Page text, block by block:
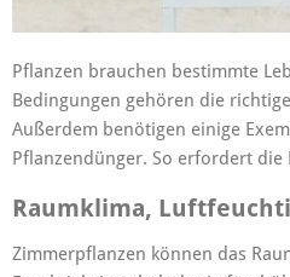
Pflanzen brauchen bestimmte
Bedingungen gehören die
Außerdem benötigen einige
Pflanzendünger. So erfordert die
Raumklima,
Zimmerpflanzen können das